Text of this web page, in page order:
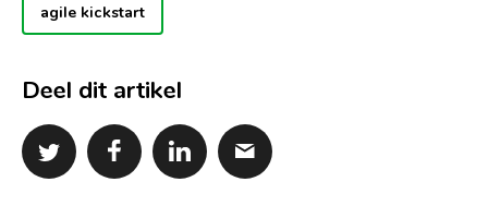
agile kickstart
Deel dit artikel